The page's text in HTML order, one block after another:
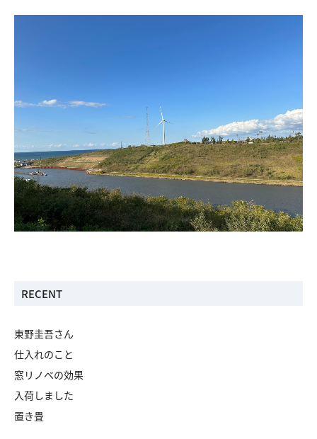
RECENT
東野圭吾さん
仕入れのこと
窓リノベの効果
入荷しました
置き畳